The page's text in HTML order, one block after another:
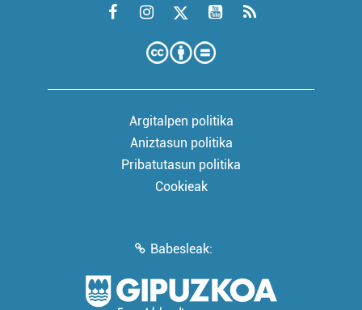
Argitalpen politika
Aniztasun politika
Pribatutasun politika
Cookieak
Babesleak: